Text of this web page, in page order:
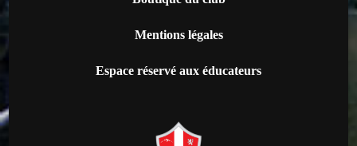
Mentions légales
Espace réservé aux éducateurs